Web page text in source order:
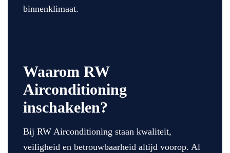
binnenklimaat.
Waarom RW
Airconditioning
inschakelen?
Bij RW Airconditioning staan kwaliteit,
veiligheid en betrouwbaarheid altijd voorop. Al